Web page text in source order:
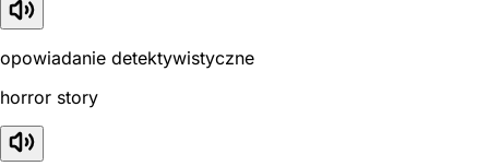
opowiadanie detektywistyczne
horror story